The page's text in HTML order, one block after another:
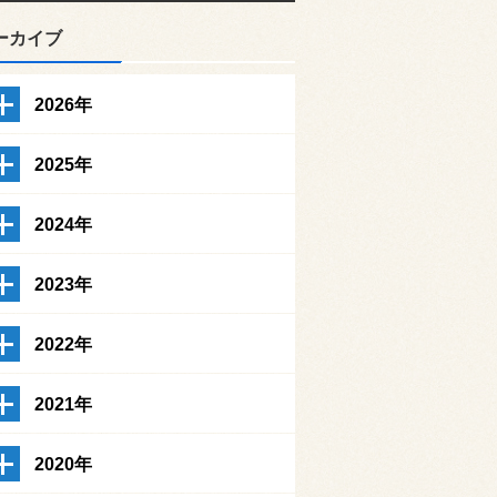
カイブ
2026年
2025年
2024年
2023年
2022年
2021年
2020年